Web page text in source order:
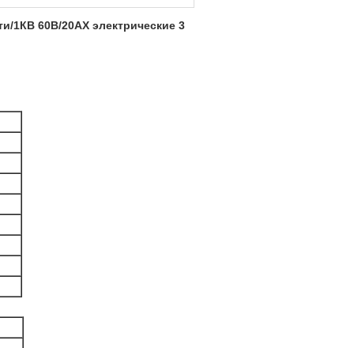
1КВ 60В/20АХ электрические 3